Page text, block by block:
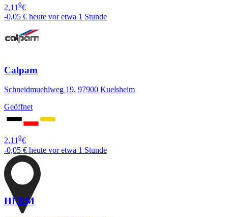
2,11 9€
-0,05 € heute vor etwa 1 Stunde
Calpam
Schneidmuehlweg 19, 97900 Kuelsheim
Geöffnet
2,119€
-0,05 € heute vor etwa 1 Stunde
HERM